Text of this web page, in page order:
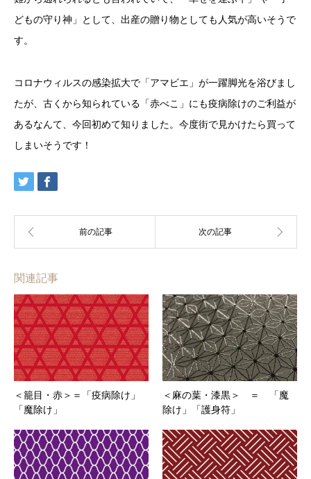
どもの守り神」として、出産の贈り物としても人気が高いそうで
す。
コロナウィルスの感染拡大で「アマビエ」が一躍脚光を浴びまし
たが、古くから知られている「赤べこ」にも疫病除けのご利益が
あるなんて、今回初めて知りました。今度街で見かけたら買って
しまいそうです！
関連記事
＜籠目・赤＞＝「疫病除け」
「魔除け」
＜麻の葉・漆黒＞ ＝ 「魔
除け」「護身符」